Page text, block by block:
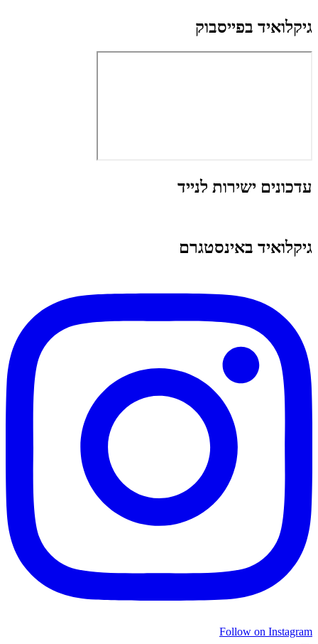
גיקלואיד בפייסבוק
עדכונים ישירות לנייד
גיקלואיד באינסטגרם
Follow on Instagram